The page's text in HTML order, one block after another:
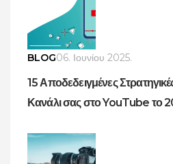
BLOG06. Ιουνίου 2025.
15 Αποδεδειγμένες
Κανάλι σας στο YouTube το